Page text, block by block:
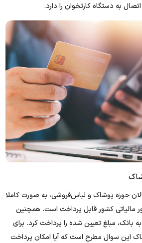
به دستگاه کارتخوان را دارد.
حوزه پوشاک و لباس‌فروشی، به صورت کاملا
مالیاتی کشور قابل پرداخت است. همچنین
بانک، مبلغ تعیین شده را پرداخت کرد. برای
این سوال مطرح است که آیا امکان پرداخت